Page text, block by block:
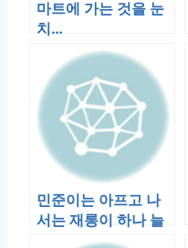
마트에 가는 것을 눈
치…
민준이는 아프고 나
서는 재롱이 하나 늘
었다. 짝짜꿍. 두 손이